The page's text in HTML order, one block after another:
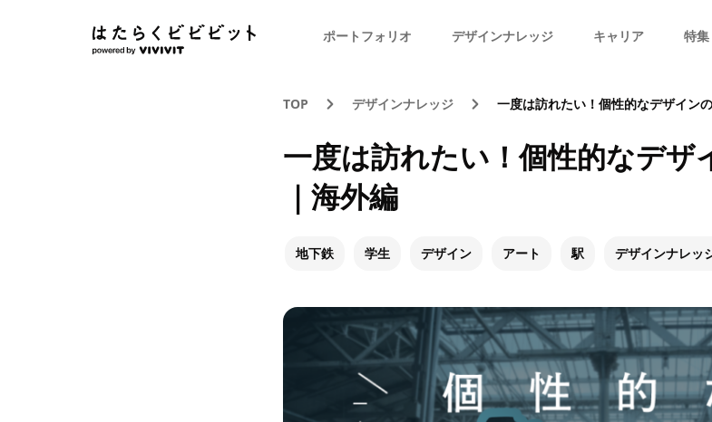
ポートフォリオ デザインナレッジ キャリア 特集
TOP デザインナレッジ 一度は訪れたい！個性的なデザイン
一度は訪れたい！個性的なデザ
｜海外編
地下鉄 学生 デザイン アート 駅 デザインナレッ